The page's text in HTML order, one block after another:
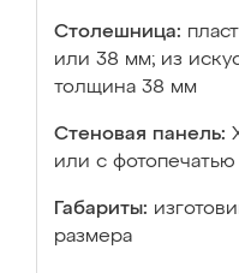
Столешница:
или 38 мм; из
толщина 38 мм
Стеновая панель:
или с фотопечатью
Габариты:
размера